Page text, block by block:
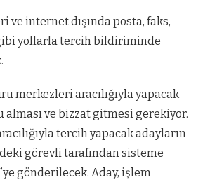
ve internet dışında posta, faks,
yollarla tercih bildiriminde
merkezleri aracılığıyla yapacak
alması ve bizzat gitmesi gerekiyor.
tercih yapacak adayların
görevli tarafından sisteme
gönderilecek. Aday, işlem